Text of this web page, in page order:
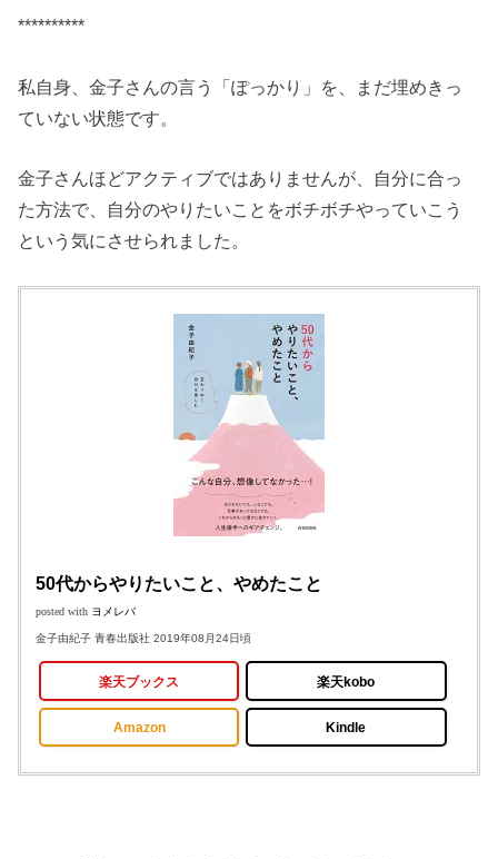
**********
私自身、金子さんの言う「ぽっかり」を、まだ埋めきっ
ていない状態です。
金子さんほどアクティブではありませんが、自分に合っ
た方法で、自分のやりたいことをボチボチやっていこう
という気にさせられました。
50代からやりたいこと、やめたこと
posted with ヨメレバ
金子由紀子 青春出版社 2019年08月24日頃
楽天ブックス 楽天kobo
Amazon Kindle